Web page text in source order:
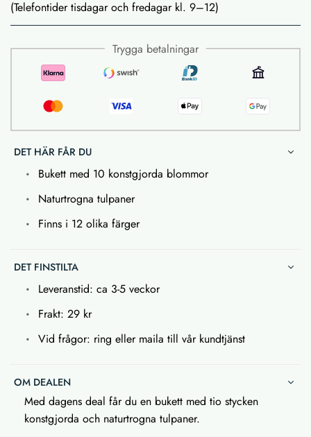
(Telefontider tisdagar och fredagar kl. 9–12)
Trygga betalningar
DET HÄR FÅR DU
Bukett med 10 konstgjorda blommor
Naturtrogna tulpaner
Finns i 12 olika färger
DET FINSTILTA
Leveranstid: ca 3-5 veckor
Frakt: 29 kr
Vid frågor: ring eller maila till vår kundtjänst
OM DEALEN
Med dagens deal får du en bukett med tio stycken
konstgjorda och naturtrogna tulpaner.